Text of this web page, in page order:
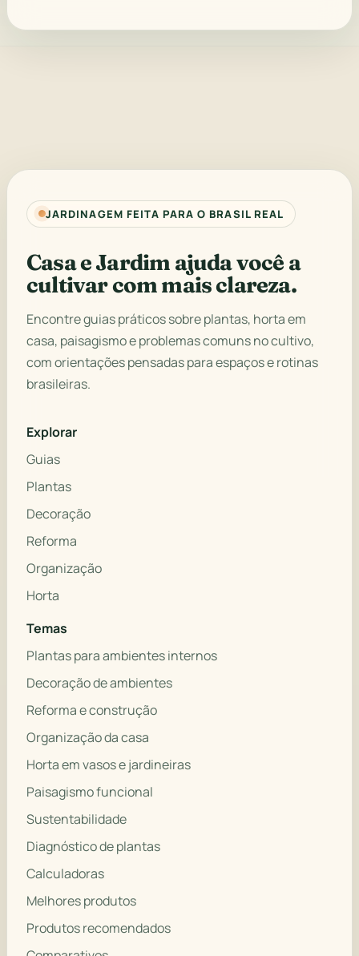
JARDINAGEM FEITA PARA O BRASIL REAL
Casa e Jardim ajuda você a
cultivar com mais clareza.
Encontre guias práticos sobre plantas, horta em
casa, paisagismo e problemas comuns no cultivo,
com orientações pensadas para espaços e rotinas
brasileiras.
Explorar
Guias
Plantas
Decoração
Reforma
Organização
Horta
Temas
Plantas para ambientes internos
Decoração de ambientes
Reforma e construção
Organização da casa
Horta em vasos e jardineiras
Paisagismo funcional
Sustentabilidade
Diagnóstico de plantas
Calculadoras
Melhores produtos
Produtos recomendados